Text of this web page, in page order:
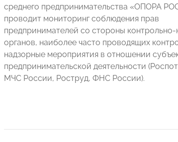
среднего предпринимательства «ОПОРА
проводит мониторинг соблюдения прав
предпринимателей со стороны контрольно-
органов, наиболее часто проводящих
надзорные мероприятия в отношении
предпринимательской деятельности
МЧС России, Роструд, ФНС России).